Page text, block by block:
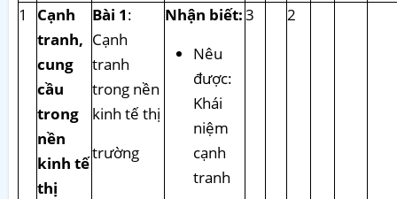
1
Cạnh
tranh,
cung
cầu
trong
nền
kinh tế
thị
Bài 1:
Cạnh
tranh
trong nền
kinh tế thị
trường
Nhận biết:
Nêu
được:
Khái
niệm
cạnh
tranh
3 2